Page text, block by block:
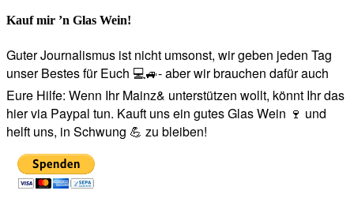
Kauf mir ’n Glas Wein!
Guter Journalismus ist nicht umsonst, wir geben jeden Tag
unser Bestes für Euch 💻🚙- aber wir brauchen dafür auch
Eure Hilfe: Wenn Ihr Mainz& unterstützen wollt, könnt Ihr das
hier via Paypal tun. Kauft uns ein gutes Glas Wein 🍷 und
helft uns, in Schwung 💪 zu bleiben!